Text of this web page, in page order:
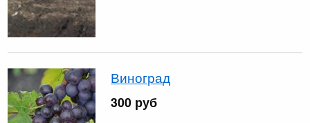
Виноград
300 руб